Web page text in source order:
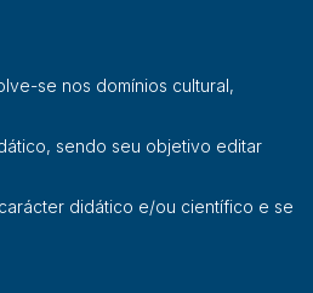
se nos domínios cultural,
sendo seu objetivo editar
didático e/ou científico e se